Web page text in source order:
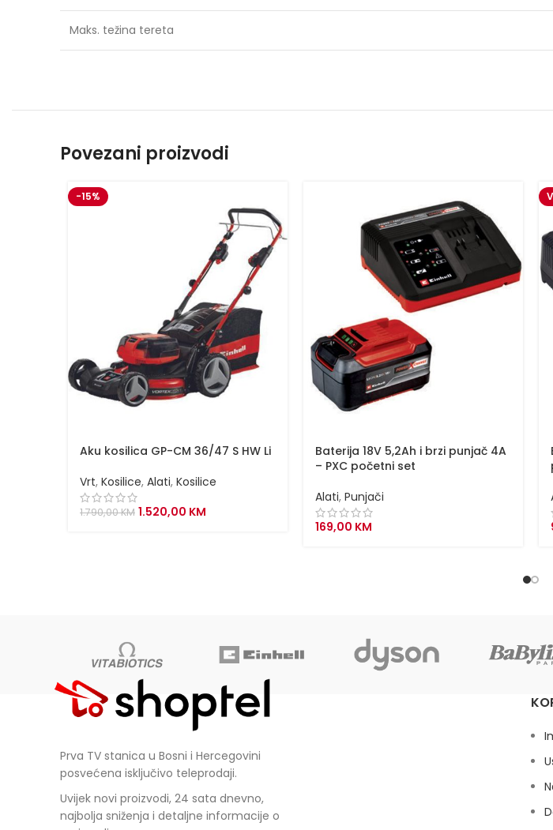
Maks. težina tereta
Povezani proizvodi
-15%
Aku kosilica GP-CM 36/47 S HW Li
Vrt, Kosilice, Alati, Kosilice
1.790,00KM Original
1.520,00 KM
Baterija 18V 5,2Ah i brzi punjač 4A
– PXC početni set
Alati, Punjači
169,00 KM
Prva TV stanica u Bosni i Hercegovini
posvećena isključivo teleprodaji.
Uvijek novi proizvodi, 24 sata dnevno,
najbolja sniženja i detaljne informacije o